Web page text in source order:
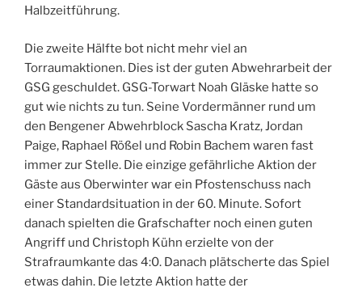
Halbzeitführung.
Die zweite Hälfte bot nicht mehr viel an
Torraumaktionen. Dies ist der guten Abwehrarbeit der
GSG geschuldet. GSG-Torwart Noah Gläske hatte so
gut wie nichts zu tun. Seine Vordermänner rund um
den Bengener Abwehrblock Sascha Kratz, Jordan
Paige, Raphael Rößel und Robin Bachem waren fast
immer zur Stelle. Die einzige gefährliche Aktion der
Gäste aus Oberwinter war ein Pfostenschuss nach
einer Standardsituation in der 60. Minute. Sofort
danach spielten die Grafschafter noch einen guten
Angriff und Christoph Kühn erzielte von der
Strafraumkante das 4:0. Danach plätscherte das Spiel
etwas dahin. Die letzte Aktion hatte der